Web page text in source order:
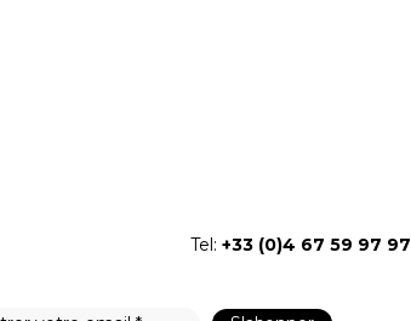
Tel: +33 (0)4 67 59 97 97